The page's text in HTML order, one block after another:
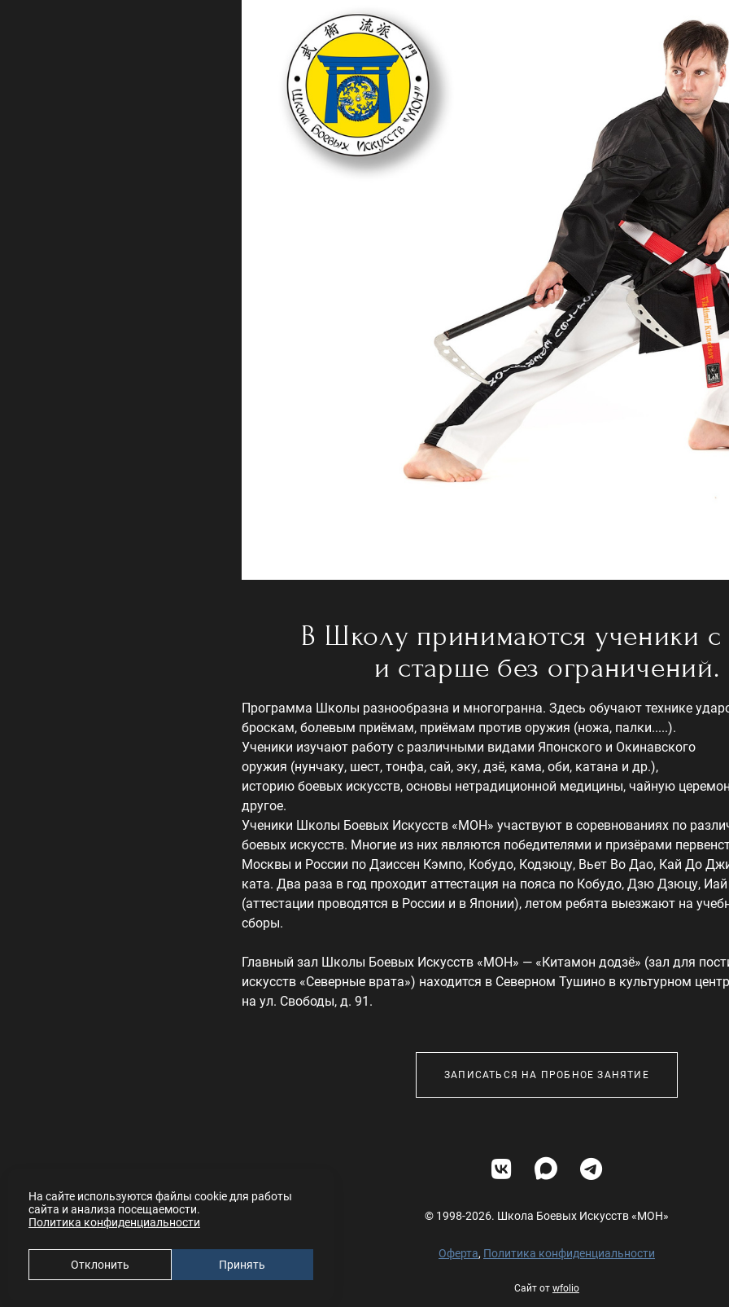
В Школу принимаются ученики с
и старше без ограничений.
Программа Школы разнообразна и многогранна. Здесь обучают технике
броскам, болевым приёмам, приёмам против оружия (ножа, палки.....).
Ученики изучают работу с различными видами Японского и Окинавского
оружия (нунчаку, шест, тонфа, сай, эку, дзё, кама, оби, катана и др.),
историю боевых искусств, основы нетрадиционной медицины, чайную
другое.
Ученики Школы Боевых Искусств «МОН» участвуют в соревнованиях по
боевых искусств. Многие из них являются победителями и призёрами
Москвы и России по Дзиссен Кэмпо, Кобудо, Кодзюцу, Вьет Во Дао, Кай До
ката. Два раза в год проходит аттестация на пояса по Кобудо, Дзю Дзюцу,
(аттестации проводятся в России и в Японии), летом ребята выезжают на
сборы.
Главный зал Школы Боевых Искусств «МОН» — «Китамон додзё» (зал для
искусств «Северные врата») находится в Северном Тушино в культурном
на ул. Свободы, д. 91.
ЗАПИСАТЬСЯ НА ПРОБНОЕ ЗАНЯТИЕ
© 1998-2026. Школа Боевых Искусств «МОН»
Оферта, Политика конфиденциальности
Сайт от wfolio
На сайте используются файлы cookie для работы
сайта и анализа посещаемости.
Политика конфиденциальности
Отклонить Принять